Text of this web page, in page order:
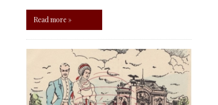
Read more »